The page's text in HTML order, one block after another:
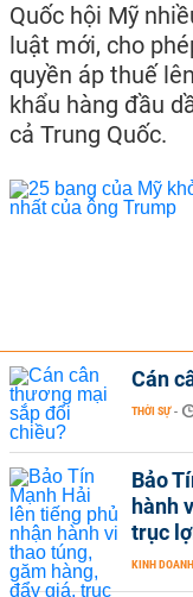
Quốc hội Mỹ
luật mới, cho
quyền áp thuế
khẩu hàng đầu
cả Trung Quốc.
Cán
THỜI SỰ -
Bảo
hành
trục
KINH DOANH